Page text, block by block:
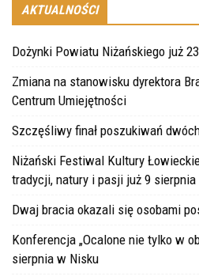
AKTUALNOŚCI
Dożynki Powiatu Niżańskiego już
Zmiana na stanowisku dyrektora
Centrum Umiejętności
Szczęśliwy finał poszukiwań
Niżański Festiwal Kultury
tradycji, natury i pasji już 9 sierpnia
Dwaj bracia okazali się osobami
Konferencja „Ocalone nie tylko w
sierpnia w Nisku